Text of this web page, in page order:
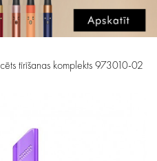
tīrīšanas komplekts 973010-02